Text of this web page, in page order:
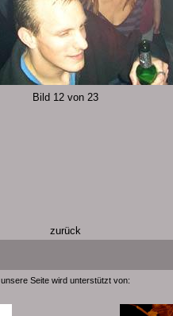
Bild 12 von 23
zurück
unsere Seite wird unterstützt von: